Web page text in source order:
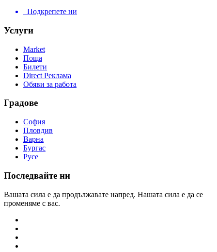
Подкрепете ни
Услуги
Market
Поща
Билети
Direct Реклама
Обяви за работа
Градове
София
Пловдив
Варна
Бургас
Русе
Последвайте ни
Вашата сила е да продължавате напред. Нашата сила е да се
променяме с вас.